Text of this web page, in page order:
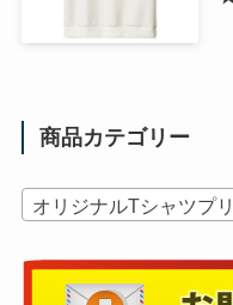
商品カテゴリー
オリジナルTシャツプ